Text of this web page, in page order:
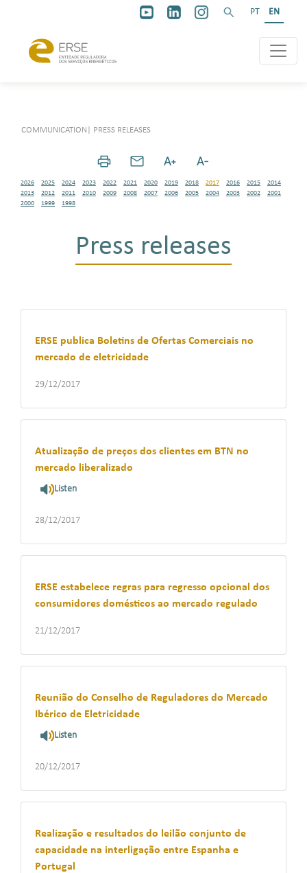
PT EN
COMMUNICATION PRESS RELEASES
2026 2025 2024 2023 2022 2021 2020 2019 2018 2017 2016 2015
2014
2013
2012 2011 2010 2009 2008 2007 2006 2005 2004 2003 2002
2001
2000
1999 1998
Press releases
ERSE publica Boletins de Ofertas Comerciais no
mercado de eletricidade
29/12/2017
Atualização de preços dos clientes em BTN no
mercado liberalizado
Listen
28/12/2017
ERSE estabelece regras para regresso opcional dos
consumidores domésticos ao mercado regulado
21/12/2017
Reunião do Conselho de Reguladores do Mercado
Ibérico de Eletricidade
Listen
20/12/2017
Realização e resultados do leilão conjunto de
capacidade na interligação entre Espanha e
Portugal